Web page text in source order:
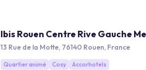
Ibis Rouen Centre Rive Gauche
13 Rue de la Motte, 76140 Rouen, France
Quartier animé Cosy Accorhotels